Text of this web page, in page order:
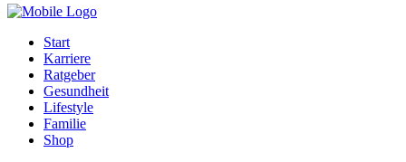
Start
Karriere
Ratgeber
Gesundheit
Lifestyle
Familie
Shop